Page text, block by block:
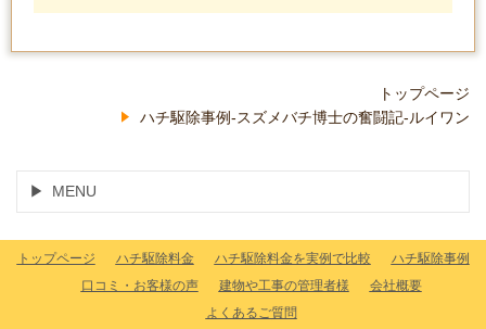
トップページ
ハチ駆除事例-スズメバチ博士の奮闘記-ルイワン
MENU
トップページ ハチ駆除料金 ハチ駆除料金を実例で比較
ハチ駆除事例
口コミ・お客様の声
建物や工事の管理者様
会社概要
よくあるご質問